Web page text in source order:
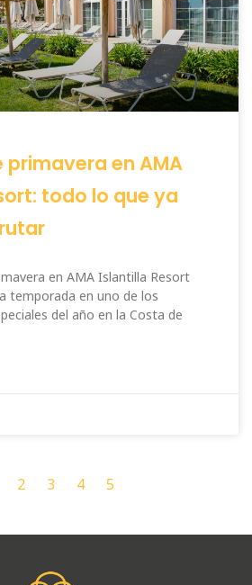
primavera en AMA
todo lo que ya
en AMA Islantilla Resort
temporada en uno de los
del año en la Costa de
2 3 4 5